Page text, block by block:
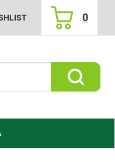
0
ARTICOLI
INSERITI
Cerca